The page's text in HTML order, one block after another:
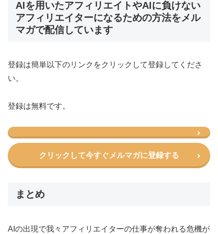
AIを用いたアフィリエイトやAIに負けない
アフィリエイターになるための方法をメル
マガで配信しています
登録は簡単以下のリンクをクリックして登録してくださ
い。
登録は無料です。
クリックして今すぐメルマガに登録する
まとめ
AIの出現で我々アフィリエイターの仕事が奪われる危機が